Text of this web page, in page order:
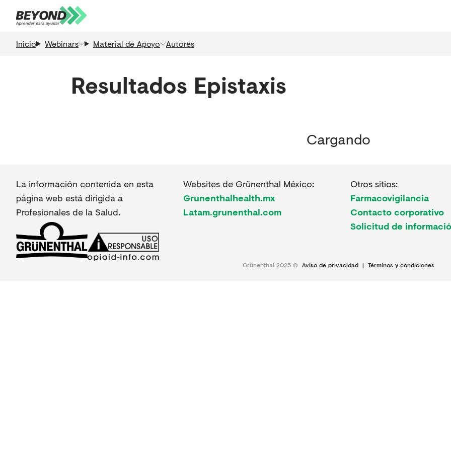
Inicio Webinars Material de Apoyo Autores
Resultados Epistaxis
Cargando
La información contenida en esta
página web está dirigida a
Profesionales de la Salud.
Websites de Grünenthal México:
Grunenthalhealth.mx
Latam.grunenthal.com
Otros sitios:
Farmacovigilancia
Contacto corporativo
Solicitud de
Grünenthal 2025 © Aviso de privacidad | Términos y condiciones